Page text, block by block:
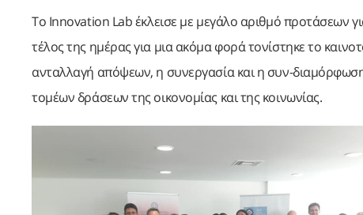
Το Innovation Lab έκλεισε με μεγάλο αριθμό προτάσεων
τέλος της ημέρας για μια ακόμα φορά τονίστηκε το
ανταλλαγή απόψεων, η συνεργασία και η συν-
τομέων δράσεων της οικονομίας και της κοινωνίας.